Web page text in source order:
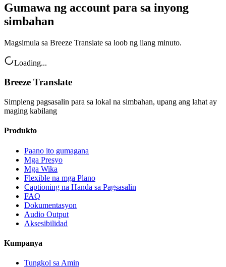
Gumawa ng account para sa inyong
simbahan
Magsimula sa Breeze Translate sa loob ng ilang minuto.
Loading...
Breeze Translate
Simpleng pagsasalin para sa lokal na simbahan, upang ang lahat ay
maging kabilang
Produkto
Paano ito gumagana
Mga Presyo
Mga Wika
Flexible na mga Plano
Captioning na Handa sa Pagsasalin
FAQ
Dokumentasyon
Audio Output
Aksesibilidad
Kumpanya
Tungkol sa Amin